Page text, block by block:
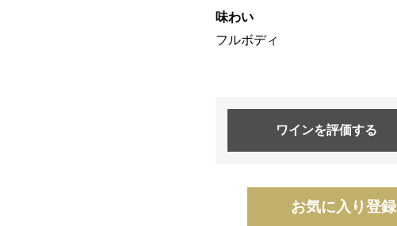
味わい
フルボディ
ワインを評価する
お気に入り登録